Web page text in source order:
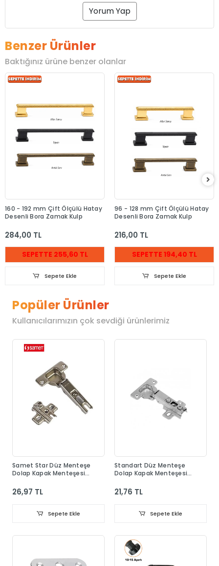
Yorum Yap
Benzer Ürünler
Baktığınız ürüne benzer olanlar
160 - 192 mm Çift Ölçülü Hatay
Desenli Bora Zamak Kulp
284,00 TL
SEPETTE 255,60 TL
Sepete Ekle
96 - 128 mm Çift Ölçülü Hatay
Desenli Bora Zamak Kulp
216,00 TL
SEPETTE 194,40 TL
Sepete Ekle
Popüler Ürünler
Kullanıcılarımızın çok sevdiği ürünlerimiz
Samet Star Düz Menteşe
Dolap Kapak Menteşesi
26,97 TL
Sepete Ekle
Standart Düz Menteşe
Dolap Kapak Menteşesi
21,76 TL
Sepete Ekle